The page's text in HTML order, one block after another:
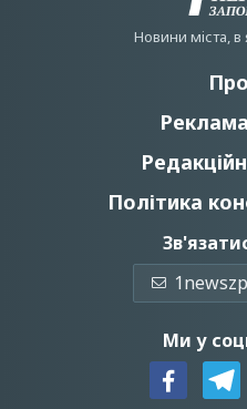
Новини мiста,
Політика
Ми у